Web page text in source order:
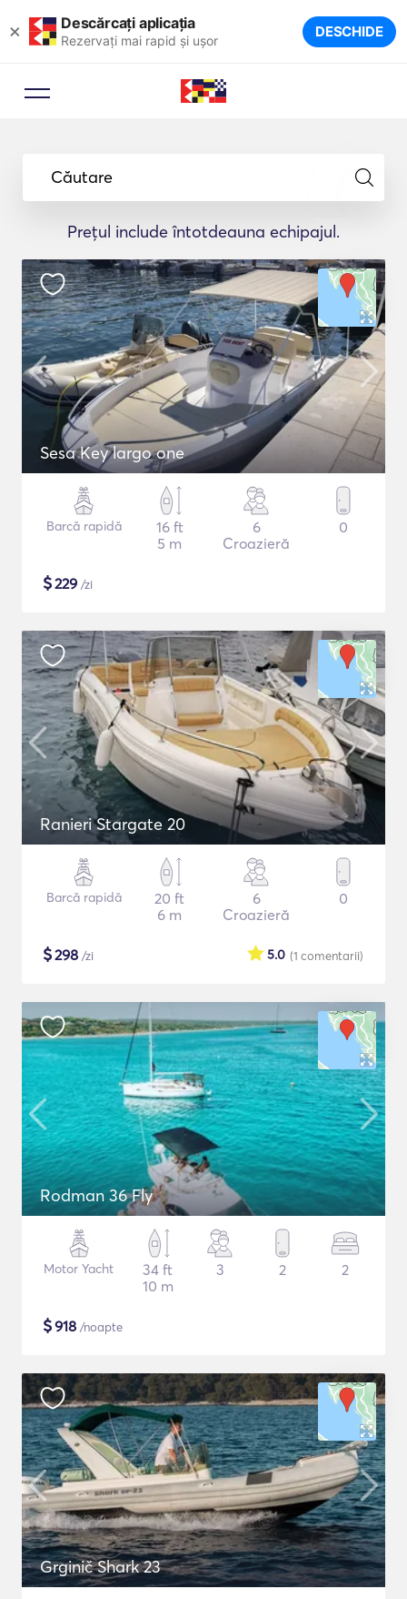
× Descărcați aplicația
Rezervați mai rapid și ușor DESCHIDE
Căutare
Prețul include întotdeauna echipajul.
Sesa Key largo one
Barcă rapidă
16 ft
5 m
6
Croazieră
0
$229 /zi
Ranieri Stargate 20
Barcă rapidă
20 ft
6 m
6
Croazieră
0
$298 /zi (1 comentarii)
5.0
Rodman 36 Fly
Motor Yacht
34 ft
10 m
3 2 2
$918 /noapte
Grginič Shark 23